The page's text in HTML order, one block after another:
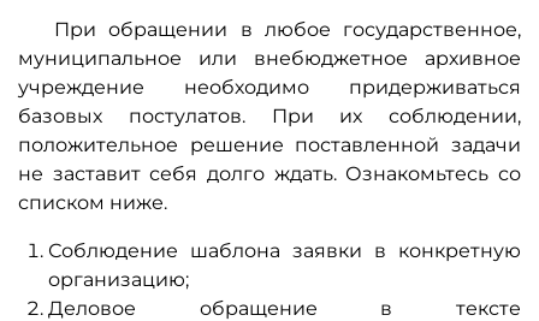
При обращении в любое государственное,
муниципальное или внебюджетное архивное
учреждение необходимо придерживаться
базовых постулатов. При их соблюдении,
положительное решение поставленной задачи
не заставит себя долго ждать. Ознакомьтесь со
списком ниже.
Соблюдение шаблона заявки в конкретную
организацию;
Деловое обращение в тексте